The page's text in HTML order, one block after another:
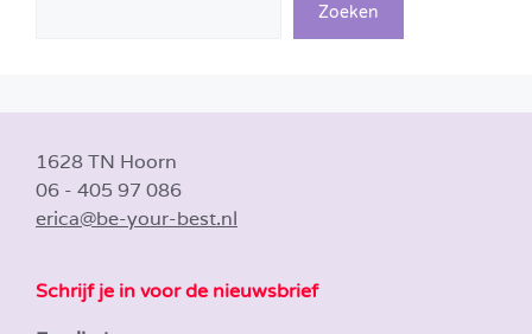
Zoeken
1628 TN Hoorn
06 - 405 97 086
erica@be-your-best.nl
Schrijf je in voor de nieuwsbrief